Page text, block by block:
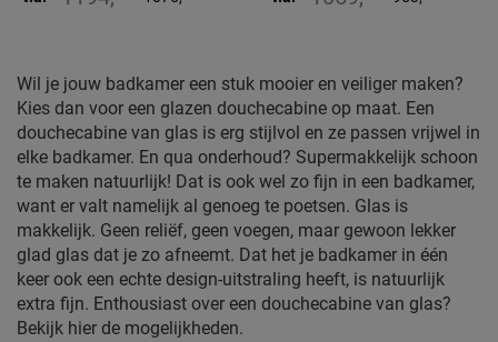
Wil je jouw badkamer een stuk mooier en veiliger maken?
Kies dan voor een glazen douchecabine op maat. Een
douchecabine van glas is erg stijlvol en ze passen vrijwel in
elke badkamer. En qua onderhoud? Supermakkelijk schoon
te maken natuurlijk! Dat is ook wel zo fijn in een badkamer,
want er valt namelijk al genoeg te poetsen. Glas is
makkelijk. Geen reliëf, geen voegen, maar gewoon lekker
glad glas dat je zo afneemt. Dat het je badkamer in één
keer ook een echte design-uitstraling heeft, is natuurlijk
extra fijn. Enthousiast over een douchecabine van glas?
Bekijk hier de mogelijkheden.